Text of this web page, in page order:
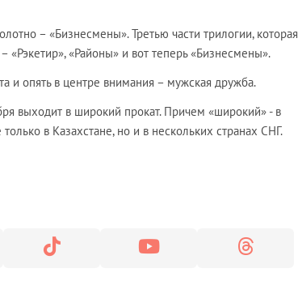
– «Бизнесмены». Третью части трилогии, которая
«Рэкетир», «Районы» и вот теперь «Бизнесмены».
и опять в центре внимания – мужская дружба.
выходит в широкий прокат. Причем «широкий» - в
в Казахстане, но и в нескольких странах СНГ.